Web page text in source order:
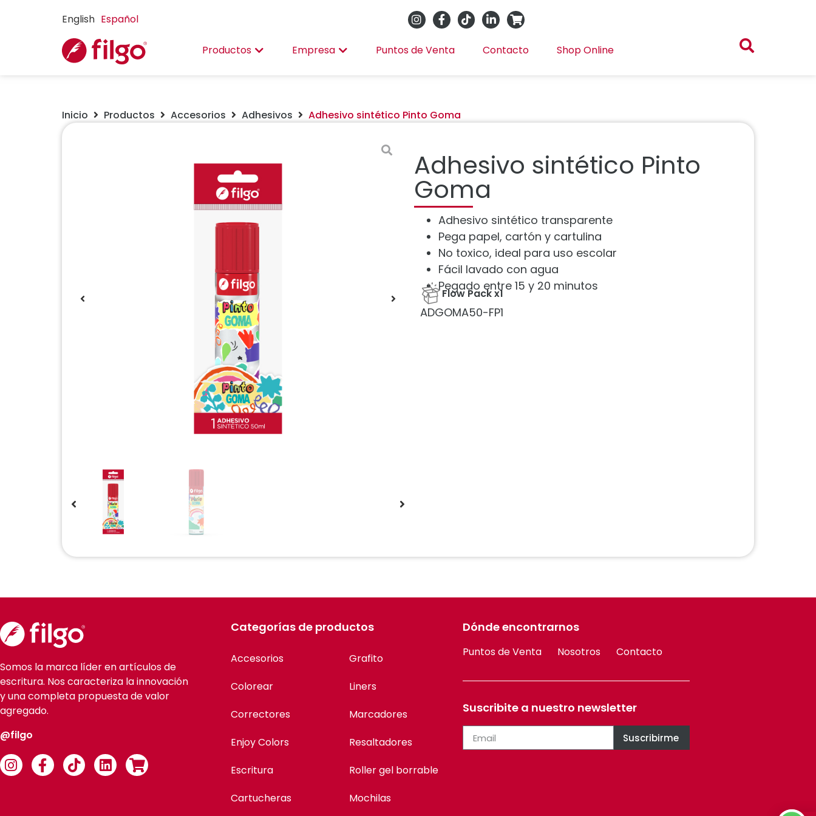
English Español
Productos Empresa Puntos de Venta Contacto Shop Online
Inicio Productos Accesorios Adhesivos Adhesivo sintético Pinto Goma
Adhesivo sintético Pinto
Goma
Adhesivo sintético transparente
Pega papel, cartón y cartulina
No toxico, ideal para uso escolar
Fácil lavado con agua
Pegado entre 15 y 20 minutos
Flow Pack x1
ADGOMA50-FP1
Somos la marca líder en artículos de
escritura. Nos caracteriza la innovación
y una completa propuesta de valor
agregado.
@filgo
Categorías de productos
Accesorios
Colorear
Correctores
Enjoy Colors
Escritura
Cartucheras
Grafito
Liners
Marcadores
Resaltadores
Roller gel borrable
Mochilas
Dónde encontrarnos
Puntos de Venta Nosotros Contacto
Suscribite a nuestro newsletter
Suscribirme